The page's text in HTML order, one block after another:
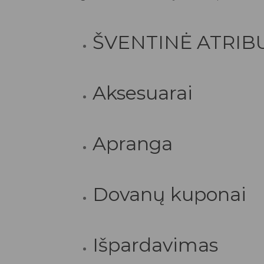
ŠVENTINĖ
Aksesuarai
Apranga
Dovanų kuponai
Išpardavimas